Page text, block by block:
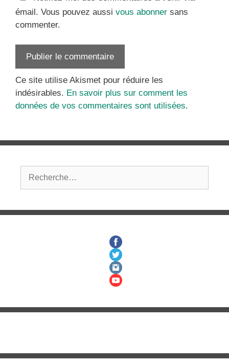
émail. Vous pouvez aussi vous abonner sans
commenter.
Ce site utilise Akismet pour réduire les
indésirables. En savoir plus sur comment les
données de vos commentaires sont utilisées.